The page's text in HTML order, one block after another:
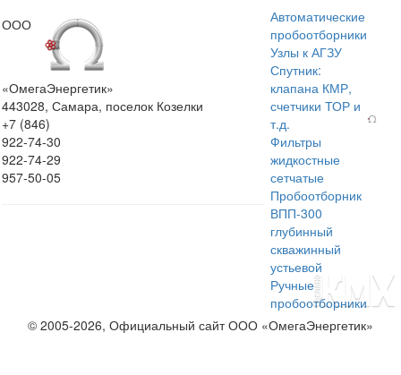
ООО
«ОмегаЭнергетик»
443028, Самара, поселок Козелки
+7 (846)
922-74-30
922-74-29
957-50-05
Автоматические
пробоотборники
Узлы к АГЗУ
Спутник:
клапана КМР,
счетчики ТОР и
т.д.
Фильтры
жидкостные
сетчатые
Пробоотборник
ВПП-300
глубинный
скважинный
устьевой
Ручные
пробоотборники
© 2005-2026, Официальный сайт ООО «ОмегаЭнергетик»